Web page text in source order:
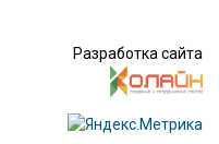
Разработка сайта